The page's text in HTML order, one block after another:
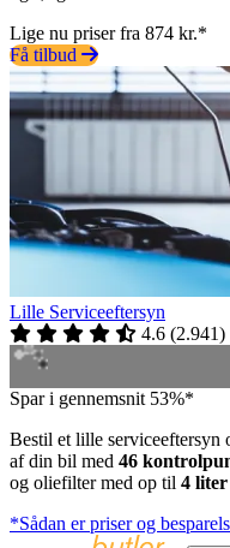
Lige nu priser fra 874 kr.*
Få tilbud
Lille Serviceeftersyn
4.6 (2.941)
Spar i gennemsnit 53%*
Bestil et lille serviceeftersyn
af din bil med 46
og oliefilter med op til 4
*Sådan er priser og